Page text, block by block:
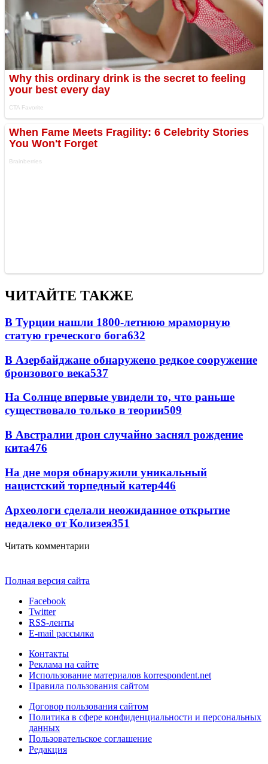
ЧИТАЙТЕ ТАКЖЕ
В Турции нашли 1800-летнюю мраморную
статую греческого бога632
В Азербайджане обнаружено редкое сооружение
бронзового века537
На Солнце впервые увидели то, что раньше
существовало только в теории509
В Австралии дрон случайно заснял рождение
кита476
На дне моря обнаружили уникальный
нацистский торпедный катер446
Археологи сделали неожиданное открытие
недалеко от Колизея351
Читать комментарии
Полная версия сайта
Facebook
Twitter
RSS-ленты
E-mail рассылка
Контакты
Реклама на сайте
Использование материалов korrespondent.net
Правила пользования сайтом
Договор пользования сайтом
Политика в сфере конфиденциальности и персональных
данных
Пользовательское соглашение
Редакция